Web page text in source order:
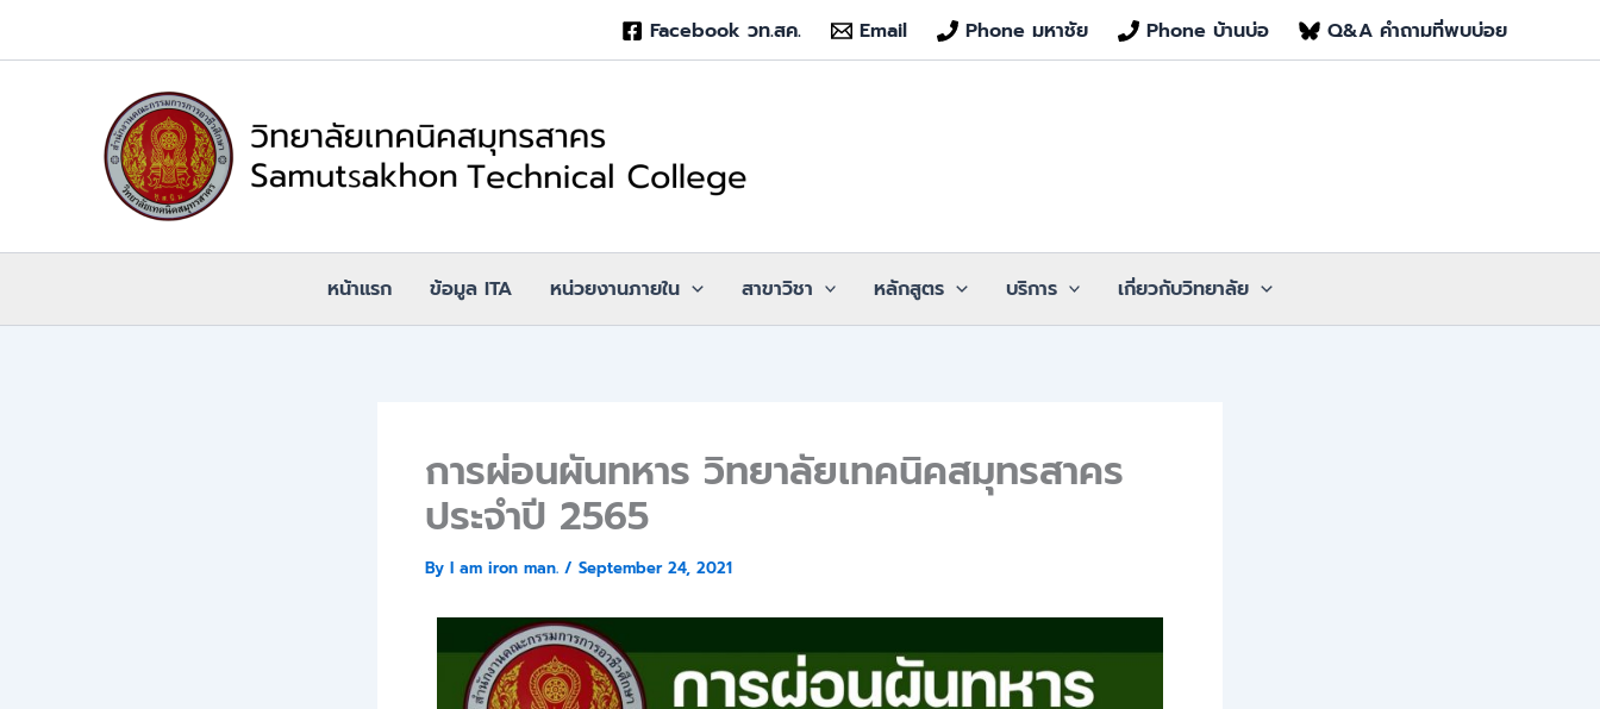
Facebook วท.สค. Email Phone มหาชัย Phone บ้านบ่อ Q&A คำถามที่พบบ่อย
หน้าแรก ข้อมูล ITA หน่วยงานภายใน สาขาวิชา หลักสูตร บริการ เกี่ยวกับวิทยาลัย
การผ่อนผันทหาร วิทยาลัยเทคนิคสมุทรสาคร
ประจำปี 2565
By I am iron man. / September 24, 2021